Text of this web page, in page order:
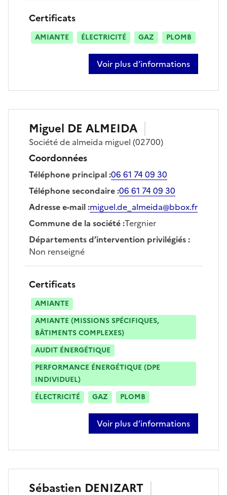
Certificats
AMIANTE ÉLECTRICITÉ GAZ PLOMB
Voir plus d’informations
sur christophe zajac
Miguel DE ALMEIDA
Sociétéde almeida miguel (02700)
Coordonnées
Téléphone principal:06 61 74 09 30
Téléphone secondaire:06 61 74 09 30
Adresse e-mail:miguel.de_almeida@bbox.fr
Commune de la société:Tergnier
Départements d’intervention privilégiés:
Non renseigné
Certificats
AMIANTE
AMIANTE (MISSIONS SPÉCIFIQUES,
BÂTIMENTS COMPLEXES)
AUDIT ÉNERGÉTIQUE
PERFORMANCE ÉNERGÉTIQUE (DPE
INDIVIDUEL)
ÉLECTRICITÉ
GAZ PLOMB
Voir plus d’informations
sur miguel de almeida
Sébastien DENIZART